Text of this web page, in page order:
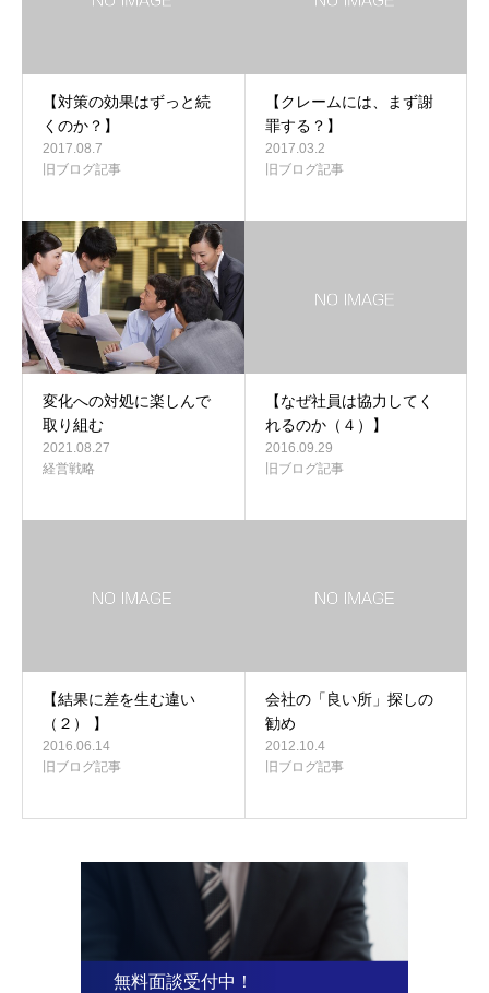
【対策の効果はずっと続
くのか？】
2017.08.7
旧ブログ記事
【クレームには、まず謝
罪する？】
2017.03.2
旧ブログ記事
変化への対処に楽しんで
取り組む
2021.08.27
経営戦略
【なぜ社員は協力してく
れるのか（４）】
2016.09.29
旧ブログ記事
【結果に差を生む違い
（２） 】
2016.06.14
旧ブログ記事
会社の「良い所」探しの
勧め
2012.10.4
旧ブログ記事
無料面談受付中！